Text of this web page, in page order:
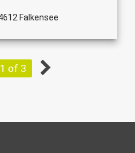
Falkensee
of 3